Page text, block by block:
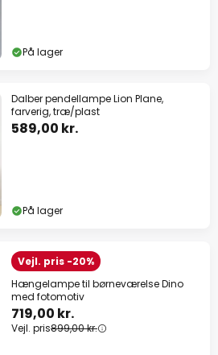
På lager
Dalber pendellampe Lion Plane,
farverig, træ/plast
589,00 kr.
På lager
Vejl. pris -20%
Hængelampe til børneværelse Dino
med fotomotiv
719,00 kr.
Vejl. pris899,00 kr.